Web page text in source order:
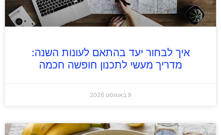
איך לבחור יעד בהתאם לעונות השנה:
מדריך מעשי לתכנון חופשה חכמה
9 באוגוסט 2026